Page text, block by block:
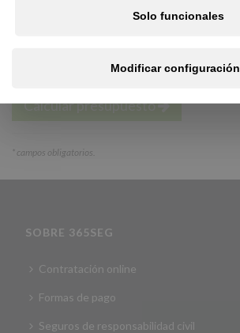
Solo funcionales
Modificar configuración
Calcular presupuesto
* campos obligatorios.
SOBRE 365SEG
Contratación online
Formas de pago
Seguros de responsabilidad civil